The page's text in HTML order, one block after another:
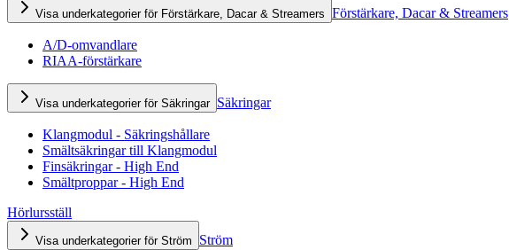
Visa underkategorier för Förstärkare, Dacar & Streamers Förstärkare, Dacar & Streamers
A/D-omvandlare
RIAA-förstärkare
Visa underkategorier för Säkringar Säkringar
Klangmodul - Säkringshållare
Smältsäkringar till Klangmodul
Finsäkringar - High End
Smältproppar - High End
Hörlursställ
Visa underkategorier för Ström Ström